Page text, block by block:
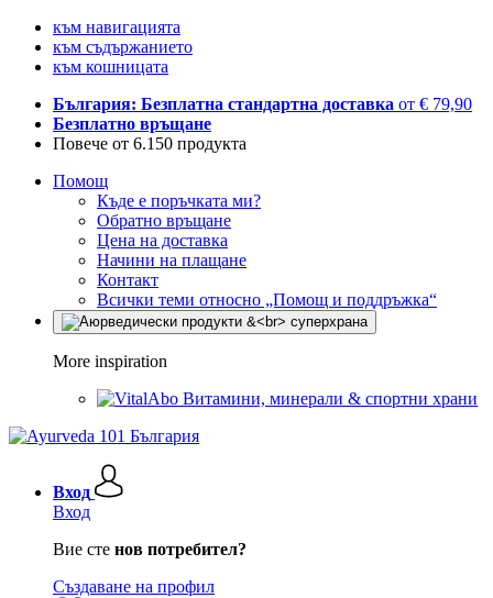
към навигацията
към съдържанието
към кошницата
България: Безплатна стандартна доставка от € 79,90
Безплатно връщане
Повече от 6.150 продукта
Помощ
Къде е поръчката ми?
Обратно връщане
Цена на доставка
Начини на плащане
Контакт
Всички теми относно „Помощ и поддръжка“
More inspiration
Витамини, минерали & спортни храни
Вход
Вход
Вие сте нов потребител?
Създаване на профил